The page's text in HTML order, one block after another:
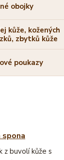
obojky
kůže, kožených
zbytků kůže
poukazy
z buvolí kůže s